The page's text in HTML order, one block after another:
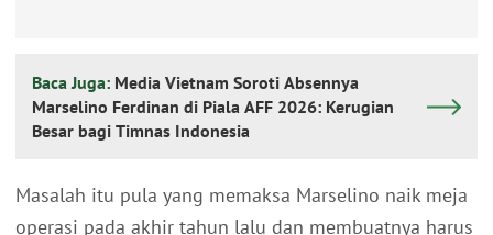
Baca Juga: Media Vietnam Soroti Absennya
Marselino Ferdinan di Piala AFF 2026: Kerugian
Besar bagi Timnas Indonesia
Masalah itu pula yang memaksa Marselino naik meja
operasi pada akhir tahun lalu dan membuatnya harus